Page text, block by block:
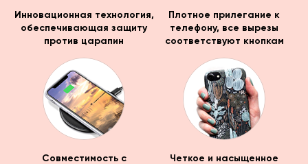
Инновационная технология,
обеспечивающая защиту
против царапин
Плотное прилегание к
телефону, все вырезы
соответствуют кнопкам
Совместимость с
Четкое и насыщенное